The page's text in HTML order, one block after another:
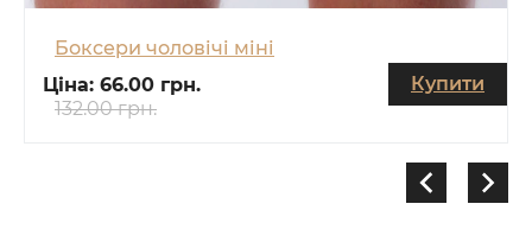
Боксери чоловічі міні
Ціна: 66.00 грн.
132.00 грн.
Купити